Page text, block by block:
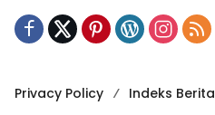
Privacy Policy Indeks Berita